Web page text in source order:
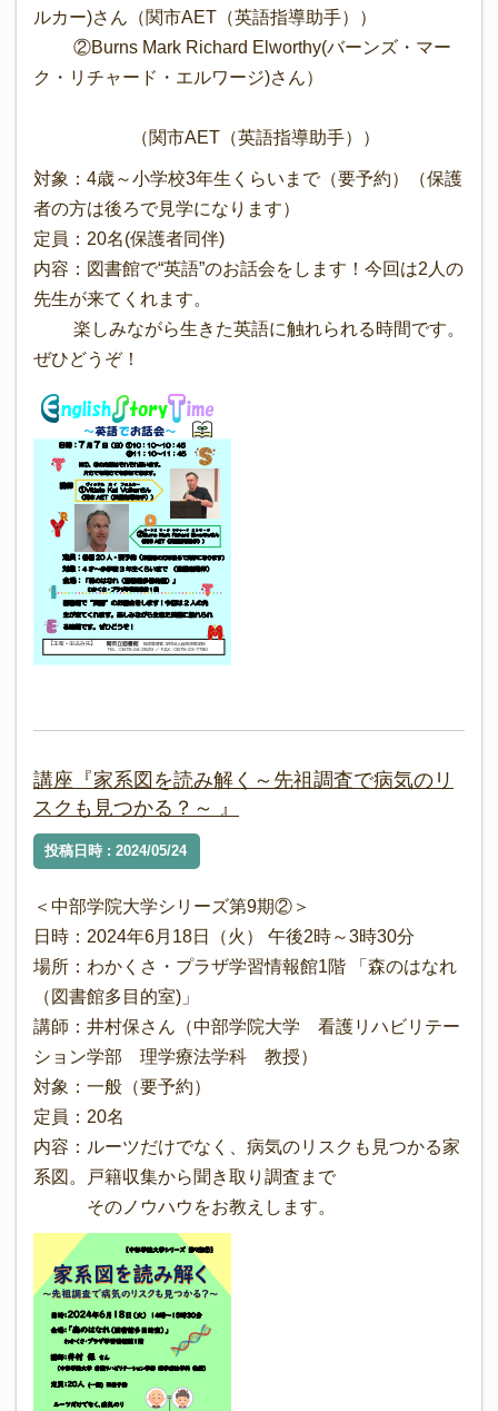
ルカー)さん（関市AET（英語指導助手））
②Burns Mark Richard Elworthy(バーンズ・マー
ク・リチャード・エルワージ)さん）
（関市AET（英語指導助手））
対象：4歳～小学校3年生くらいまで（要予約）（保護
者の方は後ろで見学になります）
定員：20名(保護者同伴)
内容：図書館で“英語”のお話会をします！今回は2人の
先生が来てくれます。
楽しみながら生きた英語に触れられる時間です。
ぜひどうぞ！
講座『家系図を読み解く～先祖調査で病気のリ
スクも見つかる？～ 』
投稿日時 : 2024/05/24
＜中部学院大学シリーズ第9期②＞
日時：2024年6月18日（火） 午後2時～3時30分
場所：わかくさ・プラザ学習情報館1階 「森のはなれ
（図書館多目的室)」
講師：井村保さん（中部学院大学 看護リハビリテー
ション学部 理学療法学科 教授）
対象：一般（要予約）
定員：20名
内容：ルーツだけでなく、病気のリスクも見つかる家
系図。戸籍収集から聞き取り調査まで
そのノウハウをお教えします。